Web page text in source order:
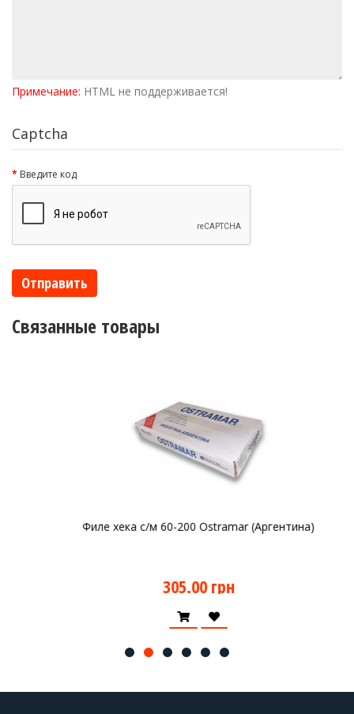
Примечание: HTML не поддерживается!
Captcha
Введите код
Отправить
Связанные товары
Филе хека с/м 60-200 Ostramar (Аргентина)
305.00 грн